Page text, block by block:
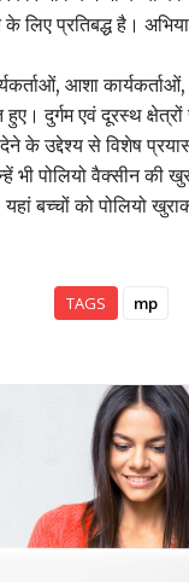
प्रतिबद्ध है।
आशा
हुए। दुर्गम एवं दूरस्थ
के उद्देश्य से विशेष
भी पोलियो वैक्सीन
बच्चों को पोलियो
TAGS mp